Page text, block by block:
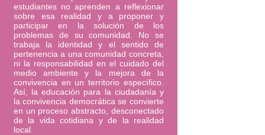
estudiantes no aprenden a reflexionar
sobre esa realidad y a proponer y
participar en la solución de los
problemas de su comunidad. No se
trabaja la identidad y el sentido de
pertenencia a una comunidad concreta,
ni la responsabilidad en el cuidado del
medio ambiente y la mejora de la
convivencia en un territorio específico.
Así, la educación para la ciudadanía y
la convivencia democrática se convierte
en un proceso abstracto, desconectado
de la vida cotidiana y de la realidad
local.